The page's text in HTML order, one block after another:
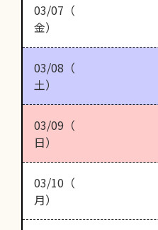
03/07（
金）
03/08（
土）
03/09（
日）
03/10（
月）